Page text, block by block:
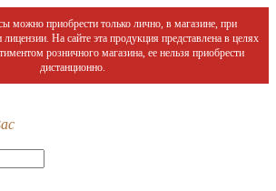
можно приобрести только лично, в магазине, при
На сайте эта продукция представлена в целях
розничного магазина, ее нельзя приобрести
дистанционно.